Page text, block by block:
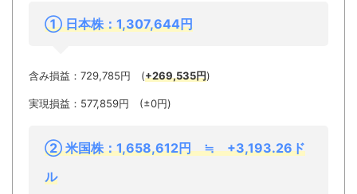
① 日本株：1,307,644円
含み損益：729,785円 (+269,535円)
実現損益：577,859円 (±0円)
② 米国株：1,658,612円 ≒ +3,193.26ド
ル